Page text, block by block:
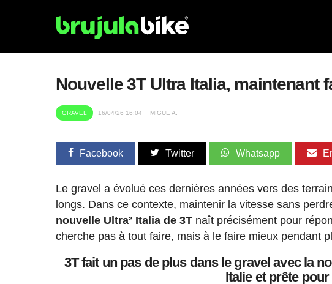
Nouvelle 3T Ultra Italia, maintenant
GRAVEL 16/04/26 16:04 MIGUE A.
Facebook Twitter Whatsapp
Le gravel a évolué ces dernières années vers des
longs. Dans ce contexte, maintenir la vitesse sans
nouvelle Ultra² Italia de 3T naît précisément pour
cherche pas à tout faire, mais à le faire mieux pendant
3T fait un pas de plus dans le gravel avec la
Italie et prête